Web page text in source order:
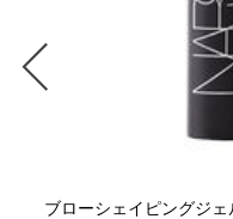
ブローシェイピングジェ